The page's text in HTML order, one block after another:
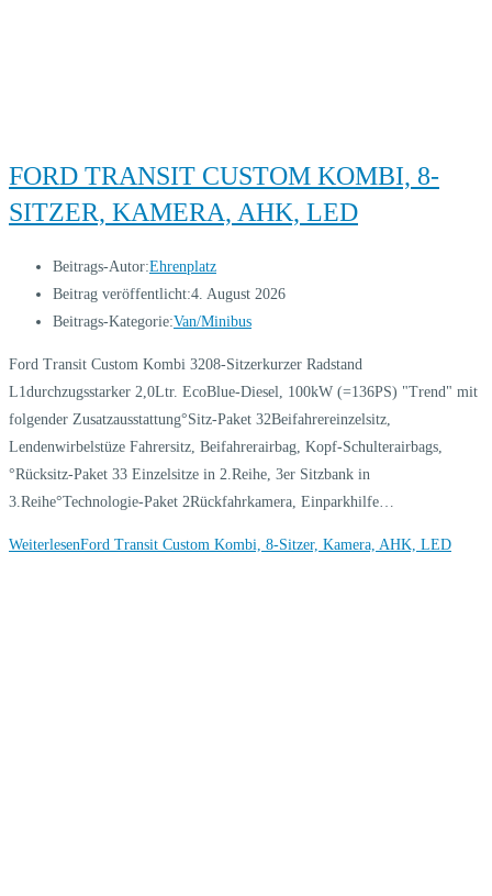
FORD TRANSIT CUSTOM KOMBI, 8-
SITZER, KAMERA, AHK, LED
Beitrags-Autor:Ehrenplatz
Beitrag veröffentlicht:4. August 2026
Beitrags-Kategorie:Van/Minibus
Ford Transit Custom Kombi 3208-Sitzerkurzer Radstand
L1durchzugsstarker 2,0Ltr. EcoBlue-Diesel, 100kW (=136PS) "Trend" mit
folgender Zusatzausstattung°Sitz-Paket 32Beifahrereinzelsitz,
Lendenwirbelstüze Fahrersitz, Beifahrerairbag, Kopf-Schulterairbags,
°Rücksitz-Paket 33 Einzelsitze in 2.Reihe, 3er Sitzbank in
3.Reihe°Technologie-Paket 2Rückfahrkamera, Einparkhilfe…
WeiterlesenFord Transit Custom Kombi, 8-Sitzer, Kamera, AHK, LED